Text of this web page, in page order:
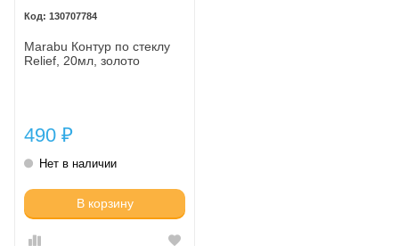
130707784
Marabu Контур по стеклу
Relief, 20мл, золото
490 ₽
Нет в наличии
В корзину